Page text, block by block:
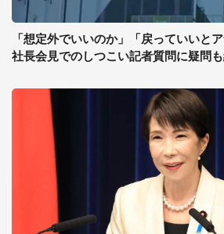
「想定外でいいのか」「戻っていいと
社長会見でのしつこい記者質問に疑問